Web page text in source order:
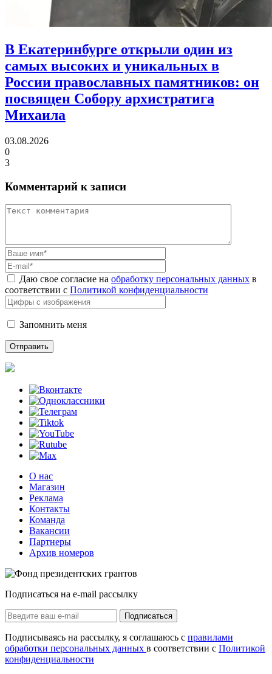
В Екатеринбурге открыли один из
самых высоких и уникальных в
России православных памятников: он
посвящен Собору архистратига
Михаила
03.08.2026
0
3
Комментарий к записи
Даю свое согласие на обработку персональных данных в
соответствии с Политикой конфиденциальности
Запомнить меня
О нас
Магазин
Реклама
Контакты
Команда
Вакансии
Партнеры
Архив номеров
Подписаться на e-mail рассылку
Подписаться
Подписываясь на рассылку, я соглашаюсь с правилами
обработки персональных данных в соответствии с Политикой
конфиденциальности